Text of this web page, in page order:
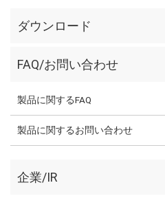
ダウンロード
FAQ/お問い合わせ
製品に関するFAQ
製品に関するお問い合わせ
企業/IR